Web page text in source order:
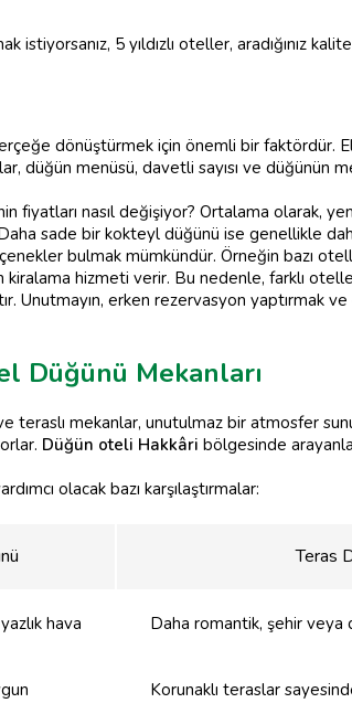
istiyorsanız, 5 yıldızlı oteller, aradığınız
dönüştürmek için önemli bir faktördür.
düğün menüsü, davetli sayısı ve düğünün
fiyatları nasıl değişiyor? Ortalama olarak,
sade bir kokteyl düğünü ise genellikle
bulmak mümkündür. Örneğin bazı
hizmeti verir. Bu nedenle, farklı
Unutmayın, erken rezervasyon yaptırmak
Düğünü Mekanları
teraslı mekanlar, unutulmaz bir atmosfer
Düğün oteli Hakkâri bölgesinde
olacak bazı karşılaştırmalar:
Teras
hava Daha romantik, şehir veya
Korunaklı teraslar